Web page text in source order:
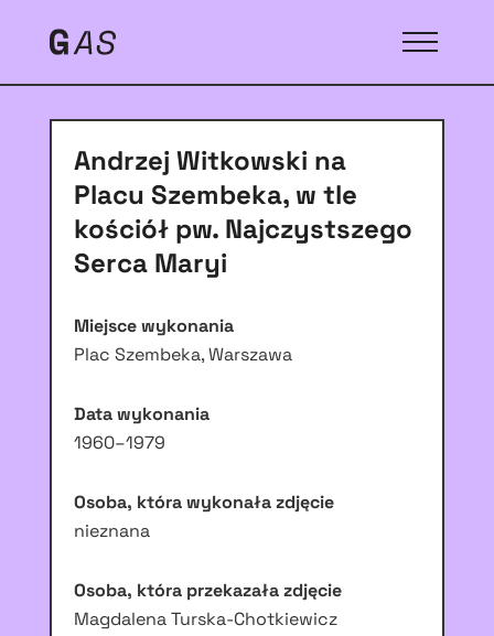
Andrzej Witkowski na
Placu Szembeka, w tle
kościół pw. Najczystszego
Serca Maryi
Miejsce wykonania
Plac Szembeka, Warszawa
Data wykonania
1960–1979
Osoba, która wykonała zdjęcie
nieznana
Osoba, która przekazała zdjęcie
Magdalena Turska-Chotkiewicz